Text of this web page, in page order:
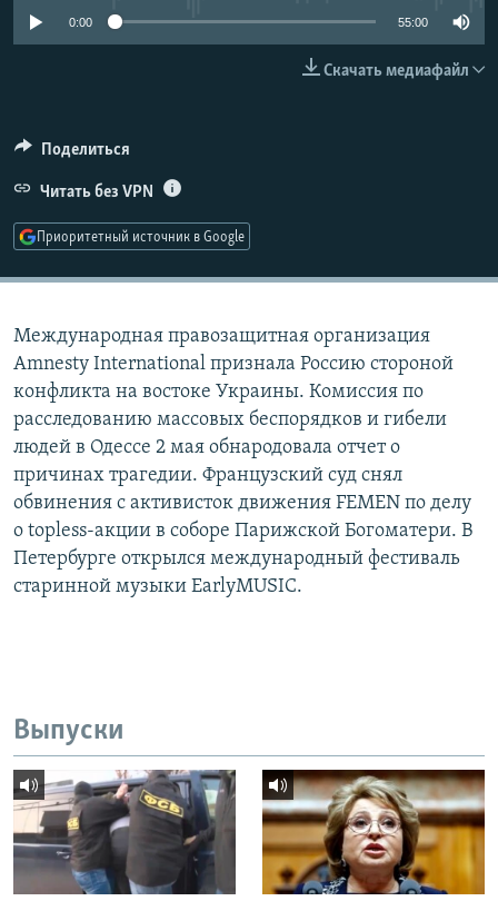
РАСПИСАНИЕ ВЕЩАНИЯ
0:00 55:00
Скачать медиафайл
Поделиться
Читать без VPN
Приоритетный источник в Google
Международная правозащитная организация
Amnesty International признала Россию стороной
конфликта на востоке Украины. Комиссия по
расследованию массовых беспорядков и гибели
людей в Одессе 2 мая обнародовала отчет о
причинах трагедии. Французский суд снял
обвинения с активисток движения FEMEN по делу
о topless-акции в соборе Парижской Богоматери. В
Петербурге открылся международный фестиваль
старинной музыки EarlyMUSIC.
Выпуски